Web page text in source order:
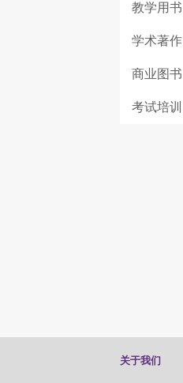
教学用书
学术著作
商业图书
考试培训
关于我们